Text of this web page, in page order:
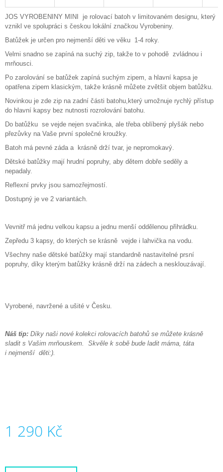
JOS VYROBENINY MINI je rolovací batoh v limitovaném designu, který
vznikl ve spolupráci s českou lokální značkou Vyrobeniny.
Batůžek je určen pro nejmenší děti ve věku 1-4 roky.
Velmi snadno se zapíná na suchý zip, takže to v pohodě zvládnou i
mrňousci.
Po zarolování se batůžek zapíná suchým zipem, a hlavní kapsa je
opatřena zipem klasickým, takže krásně můžete zvětšit objem batůžku.
Novinkou je zde zip na zadní části batohu,který umožnuje rychlý přístup
do hlavní kapsy bez nutnosti rozrolování batohu.
Do batůžku se vejde nejen svačinka, ale třeba oblíbený plyšák nebo
přezůvky na Vaše první společné kroužky.
Batoh má pevné záda a krásně drží tvar, je nepromokavý.
Dětské batůžky mají hrudní popruhy, aby dětem dobře seděly a
nepadaly.
Reflexní prvky jsou samozřejmostí.
Dostupný je ve 2 variantách.
Vevnitř má jednu velkou kapsu a jednu menší oddělenou přihrádku.
Zepředu 3 kapsy, do kterých se krásně vejde i lahvička na vodu.
Všechny naše dětské batůžky mají standardně nastavitelné prsní
popruhy, díky kterým batůžky krásně drží na zádech a nesklouzávají.
Vyrobené, navržené a ušité v Česku.
Náš tip: Díky naši nové kolekci rolovacích batohů se můžete krásně
sladit s Vašim mrňouskem. Skvěle k sobě bude ladit máma, táta
i nejmenší děti:).
1 290 Kč
R
U
Č
U
J
E
M
-
LIMITOVANÁ
EDICE
ABSTRAKT
190
Kč